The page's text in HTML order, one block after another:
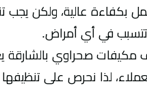
بكفاءة عالية، ولكن
في أي أمراض.
مكيفات صحراوي بالشارقة
لذا نحرص على